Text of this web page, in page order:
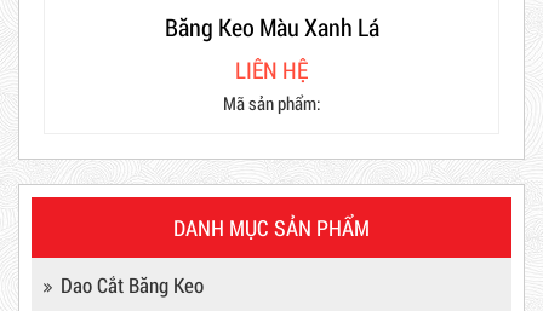
Băng Keo Màu Xanh Lá
LIÊN HỆ
Mã sản phẩm:
DANH MỤC SẢN PHẨM
Dao Cắt Băng KeoMáy Sản Xuất Băng Keo